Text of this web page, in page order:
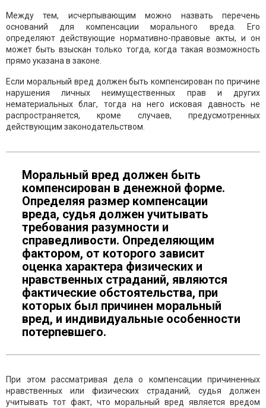
Между тем, исчерпывающим можно назвать перечень
оснований для компенсации морального вреда. Его
определяют действующие нормативно-правовые акты, и он
может быть взыскан только тогда, когда такая возможность
прямо указана в законе.
Если моральный вред должен быть компенсирован по причине
нарушения личных неимущественных прав и других
нематериальных благ, тогда на него исковая давность не
распространяется, кроме случаев, предусмотренных
действующим законодательством.
Моральный вред должен быть
компенсирован в денежной форме.
Определяя размер компенсации
вреда, судья должен учитывать
требования разумности и
справедливости. Определяющим
фактором, от которого зависит
оценка характера физических и
нравственных страданий, являются
фактические обстоятельства, при
которых был причинен моральный
вред, и индивидуальные особенности
потерпевшего.
При этом рассматривая дела о компенсации причиненных
нравственных или физических страданий, судья должен
учитывать тот факт, что моральный вред является вредом